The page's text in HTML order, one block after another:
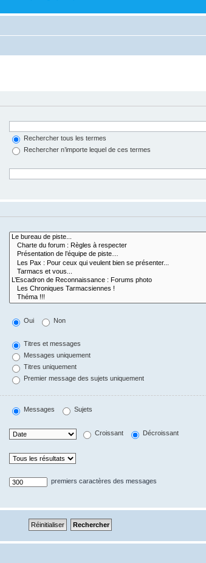
Rechercher tous les termes
Rechercher n’importe lequel de ces termes
Oui Non
Titres et messages
Messages uniquement
Titres uniquement
Premier message des sujets uniquement
Messages Sujets
Croissant Décroissant
premiers caractères des messages